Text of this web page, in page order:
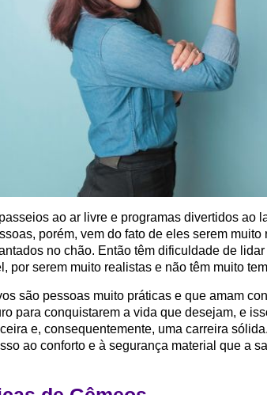
ao ar livre e programas divertidos ao
porém, vem do fato de eles serem muito
no chão. Então têm dificuldade de
por serem muito realistas e não têm muito
são pessoas muito práticas e que amam
para conquistarem a vida que desejam, e
e, consequentemente, uma carreira
ao conforto e à segurança material que a